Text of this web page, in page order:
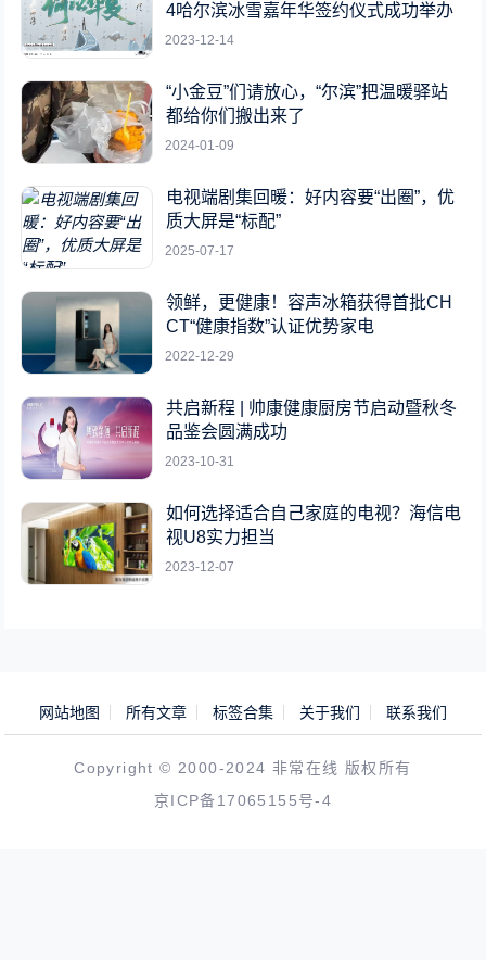
4哈尔滨冰雪嘉年华签约仪式成功举办
2023-12-14
“小金豆”们请放心，“尔滨”把温暖驿站
都给你们搬出来了
2024-01-09
电视端剧集回暖：好内容要“出圈”，优
质大屏是“标配”
2025-07-17
领鲜，更健康！容声冰箱获得首批CH
CT“健康指数”认证优势家电
2022-12-29
共启新程 | 帅康健康厨房节启动暨秋冬
品鉴会圆满成功
2023-10-31
如何选择适合自己家庭的电视？海信电
视U8实力担当
2023-12-07
网站地图 所有文章 标签合集 关于我们 联系我们
Copyright © 2000-2024 非常在线 版权所有
京ICP备17065155号-4